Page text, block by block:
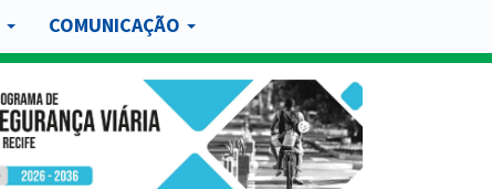
COMUNICAÇÃO